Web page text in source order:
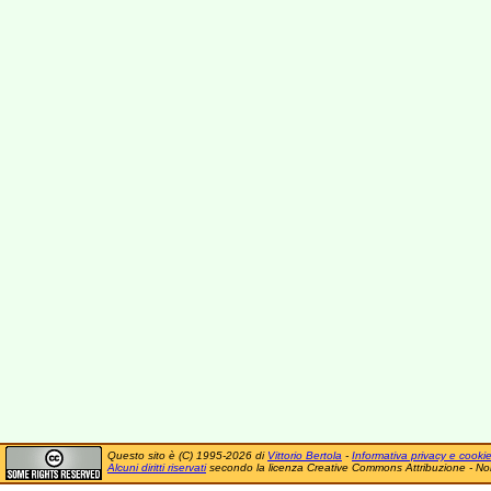
Questo sito è (C) 1995-2026 di Vittorio Bertola - Informativa privacy e cookie
Alcuni diritti riservatisecondo la licenza Creative Commons Attribuzione -